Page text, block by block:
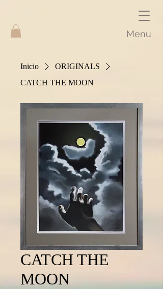
Menu
Inicio
ORIGINALS
CATCH THE MOON
CATCH THE
MOON